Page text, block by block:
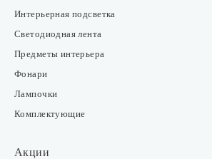
Интерьерная подсветка
Светодиодная лента
Предметы интерьера
Фонари
Лампочки
Комплектующие
Акции